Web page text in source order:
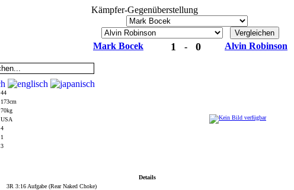
Kämpfer-Gegenüberstellung
Mark Bocek 1 - 0 Alvin Robinson
44
173cm
70kg
USA
4
1
3
Details
3R 3:16 Aufgabe (Rear Naked Choke)